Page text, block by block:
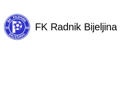
FK Radnik Bijeljina